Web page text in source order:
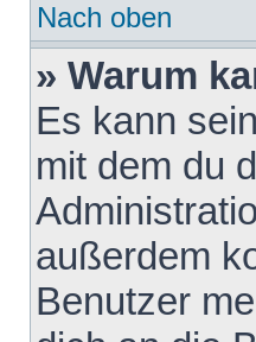
Nach oben
» Warum
Es kann
mit dem du
außerdem
Benutzer